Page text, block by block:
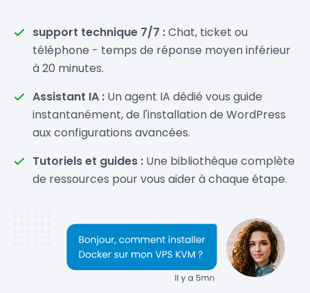
support technique 7/7 :Chat, ticket ou
téléphone - temps de réponse moyen inférieur
à 20 minutes.
Assistant IA : Un agent IA dédié vous guide
instantanément, de l'installation de WordPress
aux configurations avancées.
Tutoriels et guides : Une bibliothèque complète
de ressources pour vous aider à chaque étape.